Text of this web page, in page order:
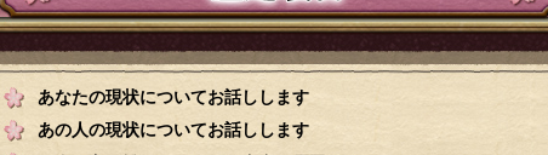
あなたの現状についてお話しします
あの人の現状についてお話しします